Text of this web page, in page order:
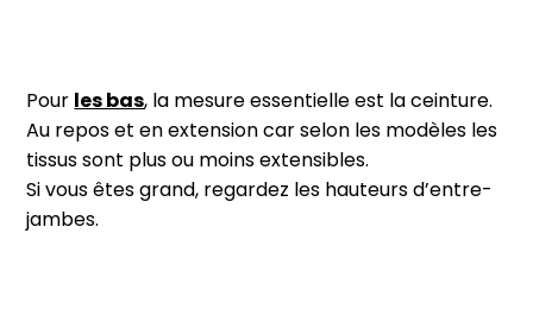
Pour les bas, la mesure essentielle est la ceinture.
Au repos et en extension car selon les modèles les
tissus sont plus ou moins extensibles.
Si vous êtes grand, regardez les hauteurs d’entre-
jambes.